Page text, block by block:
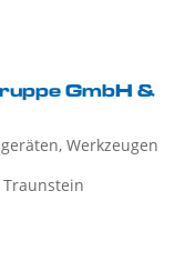
GmbH &
Werkzeugen